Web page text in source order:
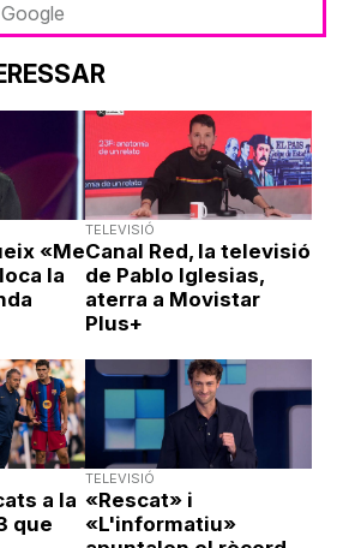
«Me
la
TELEVISIÓ
Canal Red, la televisió
de Pablo Iglesias,
aterra a Movistar
Plus+
a la
que
TELEVISIÓ
«Rescat» i
«L'informatiu»